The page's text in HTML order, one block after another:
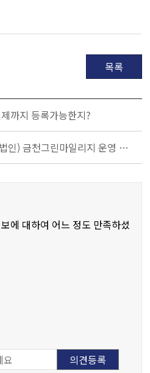
목록
까지 등록가능한지?
2026년 기업(법인) 금천그린마일리지 운영 중단 안내
에 대하여 어느 정도 만족하셨